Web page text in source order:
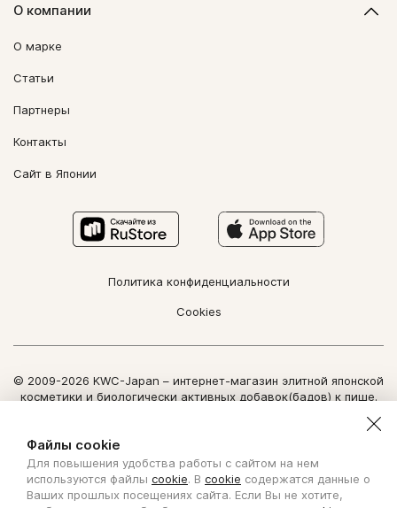
О компании
О марке
Статьи
Партнеры
Контакты
Сайт в Японии
Политика конфиденциальности
Cookies
© 2009-2026 KWC-Japan – интернет-магазин элитной японской
косметики и биологически активных добавок(бадов) к пище.
Использование информации сайта возможно только по
Copyright Nozomi Direct 2011. All rights reserved. The use of the
information is possible only by written permit from Nozomi Direct.
Файлы cookie
Для повышения удобства работы с сайтом на нем
используются файлы cookie. В cookie содержатся данные о
Ваших прошлых посещениях сайта. Если Вы не хотите,